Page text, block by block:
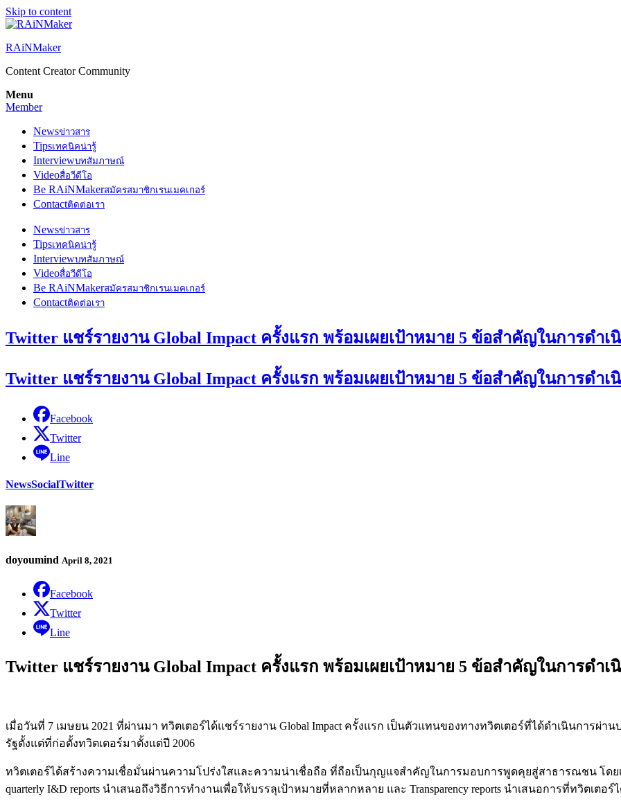
Skip to content
RAiNMaker
Content Creator Community
Menu
Member
Newsข่าวสาร
Tipsเทคนิคน่ารู้
Interviewบทสัมภาษณ์
Videoสื่อวีดีโอ
Be RAiNMakerสมัครสมาชิกเรนเมคเกอร์
Contactติดต่อเรา
Newsข่าวสาร
Tipsเทคนิคน่ารู้
Interviewบทสัมภาษณ์
Videoสื่อวีดีโอ
Be RAiNMakerสมัครสมาชิกเรนเมคเกอร์
Contactติดต่อเรา
Twitter แชร์รายงาน Global Impact ครั้งแรก พร้อมเผยเป้าหมาย 5 ข้อสำคัญในการดำเ
Twitter แชร์รายงาน Global Impact ครั้งแรก พร้อมเผยเป้าหมาย 5 ข้อสำคัญในการดำเ
Facebook
Twitter
Line
NewsSocialTwitter
doyoumind April 8, 2021
Facebook
Twitter
Line
Twitter แชร์รายงาน Global Impact ครั้งแรก พร้อมเผยเป้าหมาย 5 ข้อสำคัญในการดำเ
เมื่อวันที่ 7 เมษยน 2021 ที่ผ่านมา ทวิตเตอร์ได้แชร์รายงาน Global Impact ครั้งแรก เป็นตัวแทนของทางทวิตเตอร์ที่ได้ดำเนินการ
รัฐตั้งแต่ที่ก่อตั้งทวิตเตอร์มาตั้งแต่ปี 2006
ทวิตเตอร์ได้สร้างความเชื่อมั่นผ่านความโปร่งใสและความน่าเชื่อถือ ที่ถือเป็นกุญแจสำคัญในการมอบการพูดคุยสู่สาธารณชน โดย
quarterly I&D reports นำเสนอถึงวิธีการทำงานเพื่อให้บรรลุเป้าหมายที่หลากหลาย และ Transparency reports นำเสนอการที่ทวิตเ